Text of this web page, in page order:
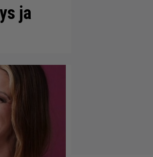
ja